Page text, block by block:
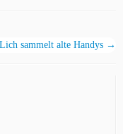
sammelt alte Handys →